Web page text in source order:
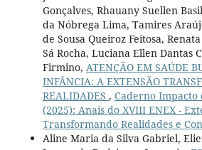
Gonçalves, Rhauany Suellen
da Nóbrega Lima, Tamires
de Sousa Queiroz Feitosa,
Sá Rocha, Luciana Ellen Dantas
Firmino, ATENÇÃO EM SAÚDE
INFÂNCIA: A EXTENSÃO
REALIDADES , Caderno Impacto
(2025): Anais do XVIII ENEX -
Transformando Realidades e
Aline Maria da Silva Gabriel,